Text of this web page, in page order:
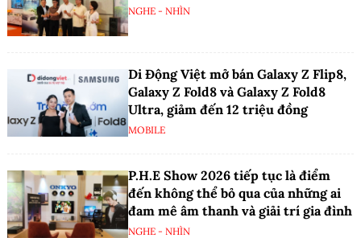
NGHE - NHÌN
Di Động Việt mở bán Galaxy Z Flip8,
Galaxy Z Fold8 và Galaxy Z Fold8
Ultra, giảm đến 12 triệu đồng
MOBILE
P.H.E Show 2026 tiếp tục là điểm
đến không thể bỏ qua của những ai
đam mê âm thanh và giải trí gia đình
NGHE - NHÌN